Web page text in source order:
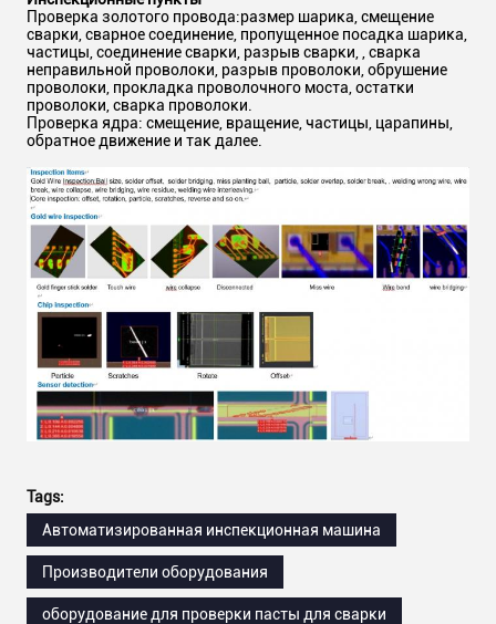
Проверка золотого провода:размер шарика, смещение
сварки, сварное соединение, пропущенное посадка шарика,
частицы, соединение сварки, разрыв сварки, , сварка
неправильной проволоки, разрыв проволоки, обрушение
проволоки, прокладка проволочного моста, остатки
проволоки, сварка проволоки.
Проверка ядра: смещение, вращение, частицы, царапины,
обратное движение и так далее.
Tags:
Автоматизированная инспекционная машина
Производители оборудования
оборудование для проверки пасты для сварки